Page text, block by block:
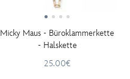
Micky Maus - Büroklammerkette
- Halskette
25.00€